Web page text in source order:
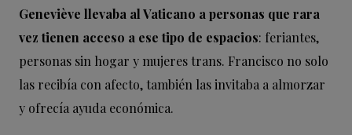
Geneviève llevaba al Vaticano a personas que rara
vez tienen acceso a ese tipo de espacios: feriantes,
personas sin hogar y mujeres trans. Francisco no solo
las recibía con afecto, también las invitaba a almorzar
y ofrecía ayuda económica.